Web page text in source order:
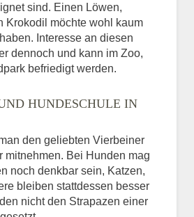
sind. Einen Löwen,
Krokodil möchte wohl kaum
Interesse an diesen
dennoch und kann im Zoo,
befriedigt werden.
HUNDESCHULE IN
den geliebten Vierbeiner
mitnehmen. Bei Hunden mag
noch denkbar sein, Katzen,
bleiben stattdessen besser
nicht den Strapazen einer